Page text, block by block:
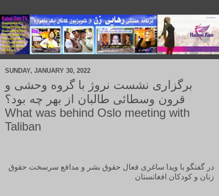
SUNDAY, JANUARY 30, 2022
برگزاری نشست نروژ با گروه وحشی و
قرون وسطائی طالبان از بهر چه بود؟
What was behind Oslo meeting with
Taliban
در گفتگو با ویدا ساغری فعال حقوق بشر و مدافع سرسخت حقوق
زنان و کودکان افغانستان